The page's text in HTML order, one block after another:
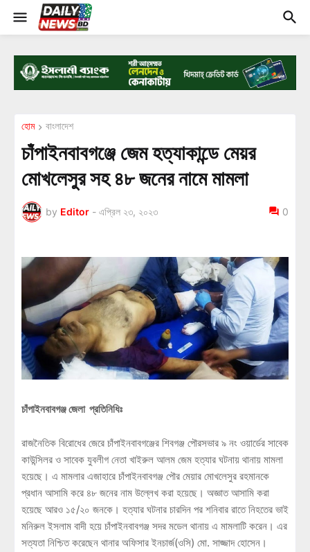
হোম বাংলাদেশ
চাঁপাইনবাবগঞ্জে জেম হত্যাকান্ডে মেয়র
মোখলেসুর সহ ৪৮ জনের নামে মামলা
by Editor - এপ্রিল ২৩, ২০২৩ 0
চাঁপাইনবাবগঞ্জ জেলা প্রতিনিধিঃ
রাজনৈতিক বিরোধের জেরে চাঁপাইনবাবগঞ্জের শিবগঞ্জ পৌরসভার ৯ নং ওয়ার্ডের সাবেক
কাউন্সিলর ও সাবেক যুবলীগ নেতা খাইরুল আলম জেম হত্যার ঘটনায় থানায় মামলা
হয়েছে। এ মামলার এজাহারে চাঁপাইনবাবগঞ্জ পৌর মেয়ার মোখলেসুর রহমানকে
প্রধান আসামি করে ৪৮ জনের নাম উল্লেখ করা হয়েছে। অজ্ঞাত আসামি করা
হয়েছে আরও ১৫/২০ জনকে। হত্যার ঘটনার চারদিন পর শনিবার রাতে নিহতের ভাই
মনিরুল ইসলাম বাদী হয়ে চাঁপাইনবাবগঞ্জ সদর মডেল থানায় এ মামলাটি করেন। এর
সত্যতা নিশ্চিত করেছেন থানার অফিসার ইনচার্জ(ওসি) মো. সাজ্জাদ হোসেন।